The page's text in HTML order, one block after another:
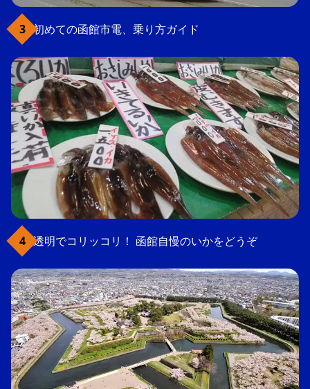
初めての函館市電、乗り方ガイド
透明でコリッコリ！ 函館自慢のいかをどうぞ